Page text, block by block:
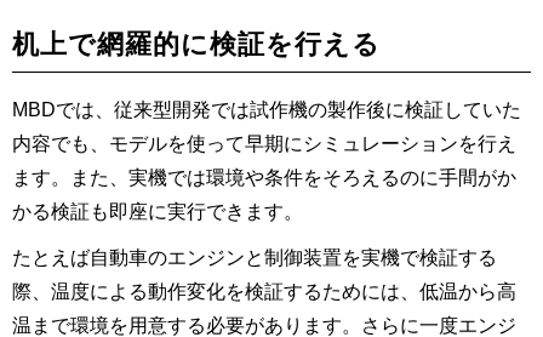
机上で網羅的に検証を行える
MBDでは、従来型開発では試作機の製作後に検証していた
内容でも、モデルを使って早期にシミュレーションを行え
ます。また、実機では環境や条件をそろえるのに手間がか
かる検証も即座に実行できます。
たとえば自動車のエンジンと制御装置を実機で検証する
際、温度による動作変化を検証するためには、低温から高
温まで環境を用意する必要があります。さらに一度エンジ